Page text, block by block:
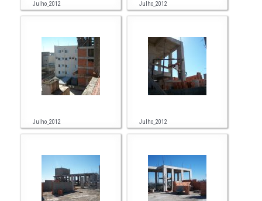
Julho_2012 Julho_2012
Julho_2012 Julho_2012